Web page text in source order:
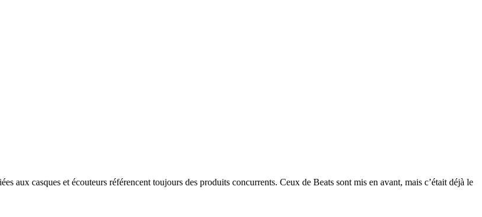
aux casques et écouteurs référencent toujours des produits concurrents. Ceux de Beats sont mis en avant, mais c’était déjà le